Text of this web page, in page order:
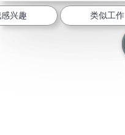
兴趣 类似工作